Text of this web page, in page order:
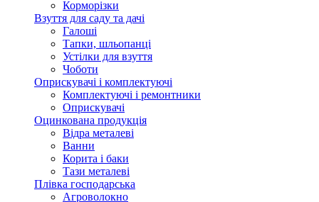
Корморізки
Взуття для саду та дачі
Галоші
Тапки, шльопанці
Устілки для взуття
Чоботи
Оприскувачі і комплектуючі
Комплектуючі і ремонтники
Оприскувачі
Оцинкована продукція
Відра металеві
Ванни
Корита і баки
Тази металеві
Плівка господарська
Агроволокно